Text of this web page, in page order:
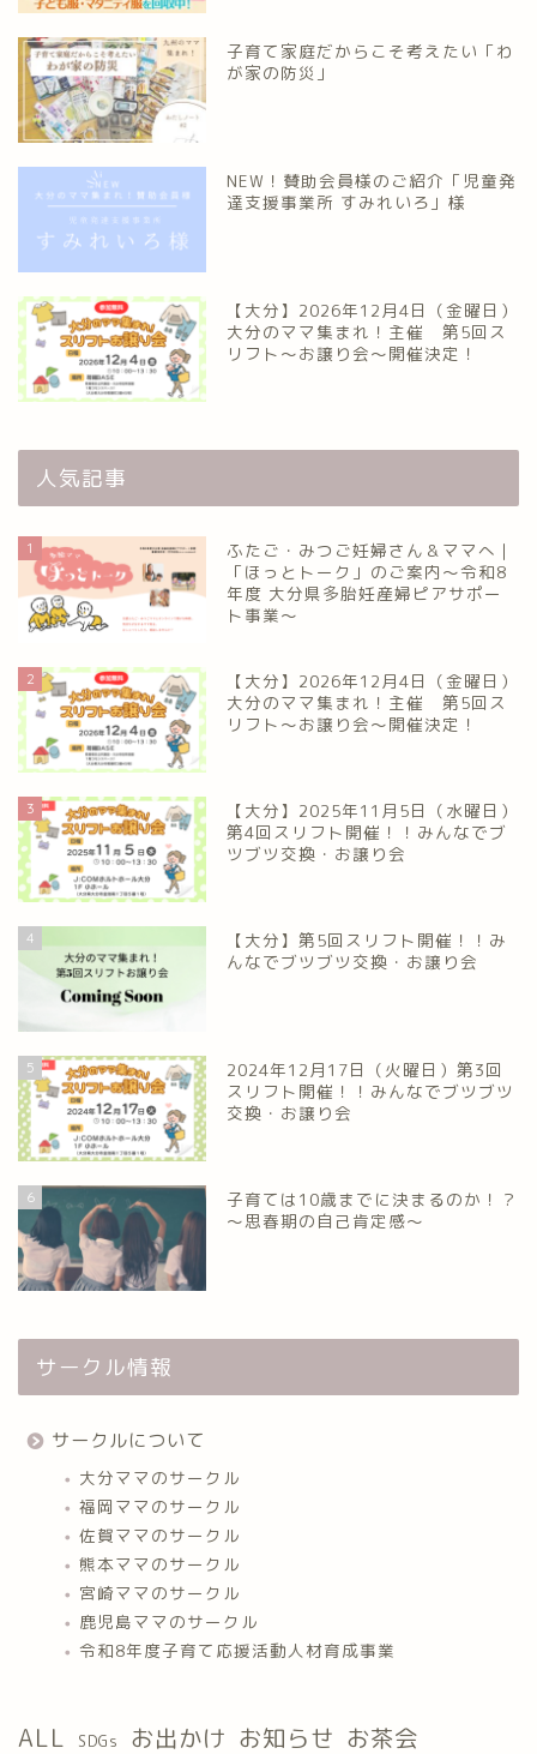
子育て家庭だからこそ考えたい「わ
が家の防災」
NEW！賛助会員様のご紹介「児童発
達支援事業所 すみれいろ」様
【大分】2026年12月4日（金曜日）
大分のママ集まれ！主催 第5回ス
リフト〜お譲り会〜開催決定！
人気記事
1
ふたご・みつご妊婦さん＆ママへ｜
「ほっとトーク」のご案内～令和8
年度 大分県多胎妊産婦ピアサポー
ト事業～
2
【大分】2026年12月4日（金曜日）
大分のママ集まれ！主催 第5回ス
リフト〜お譲り会〜開催決定！
3
【大分】2025年11月5日（水曜日）
第4回スリフト開催！！みんなでブ
ツブツ交換・お譲り会
4
【大分】第5回スリフト開催！！み
んなでブツブツ交換・お譲り会
5
2024年12月17日（火曜日）第3回
スリフト開催！！みんなでブツブツ
交換・お譲り会
6
子育ては10歳までに決まるのか！？
～思春期の自己肯定感～
サークル情報
サークルについて
大分ママのサークル
福岡ママのサークル
佐賀ママのサークル
熊本ママのサークル
宮崎ママのサークル
鹿児島ママのサークル
令和8年度子育て応援活動人材育成事業
ALL SDGs お出かけ お知らせ お茶会